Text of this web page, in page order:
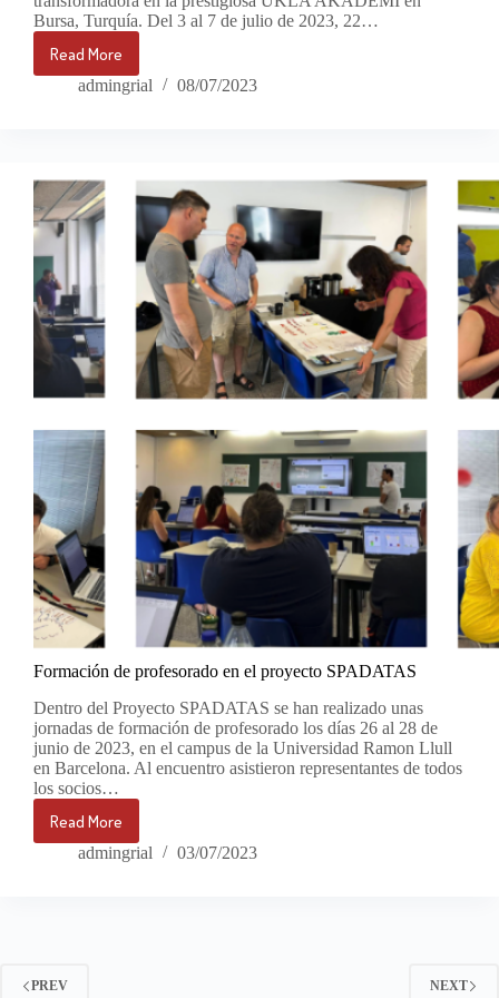
Bursa, Turquía. Del 3 al 7 de julio de 2023, 22…
Read MoreGAMIGRATION:
Formación
en
Bursa
admingrial 08/07/2023
Formación de profesorado en el proyecto SPADATAS
Dentro del Proyecto SPADATAS se han realizado unas
jornadas de formación de profesorado los días 26 al 28 de
junio de 2023, en el campus de la Universidad Ramon Llull
en Barcelona. Al encuentro asistieron representantes de todos
los socios…
Read More
Formación
de
admingrial 03/07/2023
PREV NEXT